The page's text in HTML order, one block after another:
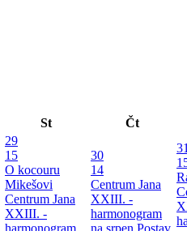
St Čt
29
15
O kocouru
Mikešovi
Centrum Jana
XXIII. -
30
14
Centrum Jana
XXIII. -
harmonogram